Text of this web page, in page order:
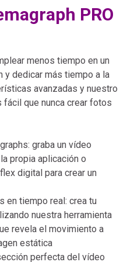
PRO
menos tiempo en un
dedicar más tiempo a la
avanzadas y nuestro
que nunca crear fotos
graba un vídeo
propia aplicación o
digital para crear un
en tiempo real: crea tu
nuestra herramienta
revela el movimiento a
estática
perfecta del vídeo